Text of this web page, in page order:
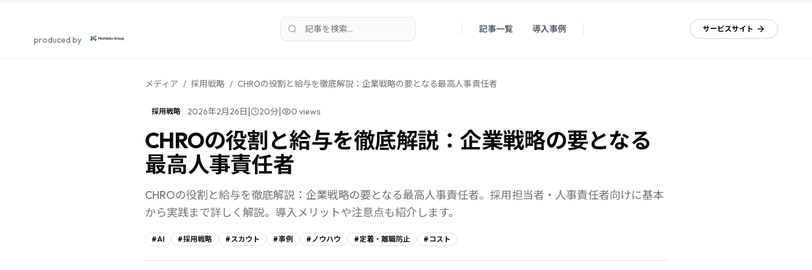
produced by
記事一覧 導入事例 サービスサイト
メディア / 採用戦略 / CHROの役割と給与を徹底解説：企業戦略の要となる最高人事責任者
採用戦略 2026年2月26日 20分 0 views
CHROの役割と給与を徹底解説：企業戦略の要となる
最高人事責任者
CHROの役割と給与を徹底解説：企業戦略の要となる最高人事責任者。採用担当者・人事責任者向けに基本
から実践まで詳しく解説。導入メリットや注意点も紹介します。
#AI #採用戦略 #スカウト #事例 #ノウハウ #定着・離職防止 # コスト